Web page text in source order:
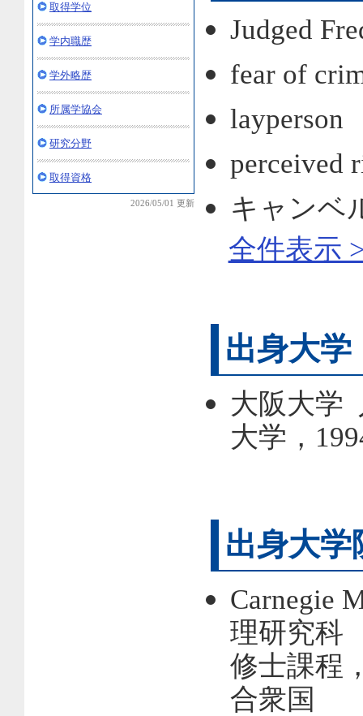
取得学位
学内職歴
学外略歴
所属学協会
研究分野
取得資格
2026/05/01 更新
Judged
fear of
layperson
perceived
キャンベ
全件表示
出身大学
大阪大学
大学，
出身大学
Carnegie
理研究科
修士課程
合衆国